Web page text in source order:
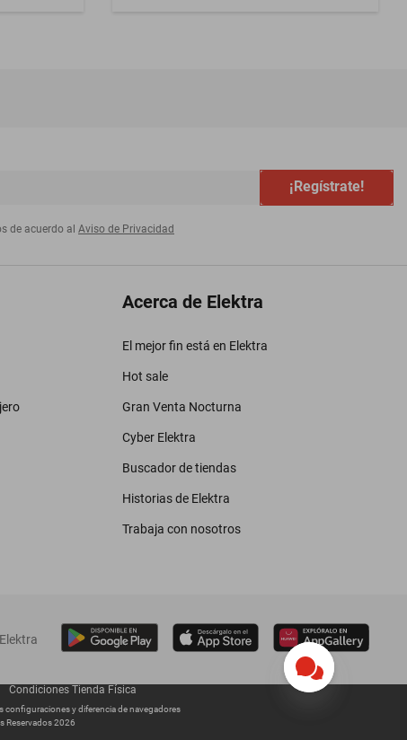
¡Regístrate!
de acuerdo al Aviso de Privacidad
Acerca de Elektra
El mejor fin está en Elektra
Hot sale
Gran Venta Nocturna
Cyber Elektra
Buscador de tiendas
Historias de Elektra
Trabaja con nosotros
Condiciones Tienda Física
configuraciones y diferencia de navegadores
Reservados 2026